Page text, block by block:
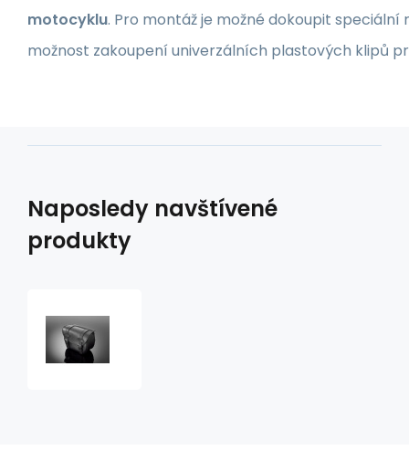
motocyklu. Pro montáž je možné dokoupit
možnost zakoupení univerzálních plastových klipů
Naposledy navštívené
produkty